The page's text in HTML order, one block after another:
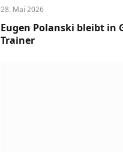
28. Mai 2026
Eugen Polanski bleibt in
Trainer